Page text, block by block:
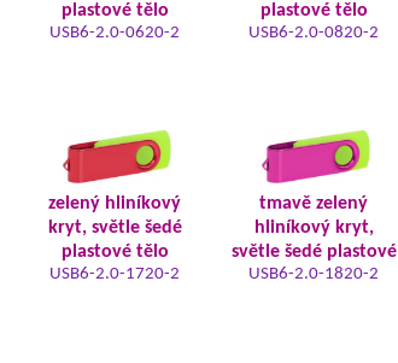
plastové tělo
USB6-2.0-0620-2
plastové tělo
USB6-2.0-0820-2
zelený hliníkový
kryt, světle šedé
plastové tělo
USB6-2.0-1720-2
tmavě zelený
hliníkový kryt,
světle šedé plastové
USB6-2.0-1820-2